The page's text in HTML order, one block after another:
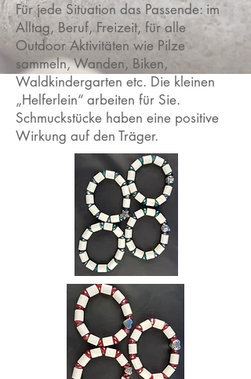
Für jede Situation das Passende: im
Alltag, Beruf, Freizeit, für alle
Outdoor Aktivitäten wie Pilze
sammeln, Wanden, Biken,
Waldkindergarten etc. Die kleinen
„Helferlein“ arbeiten für Sie.
Schmuckstücke haben eine positive
Wirkung auf den Träger.